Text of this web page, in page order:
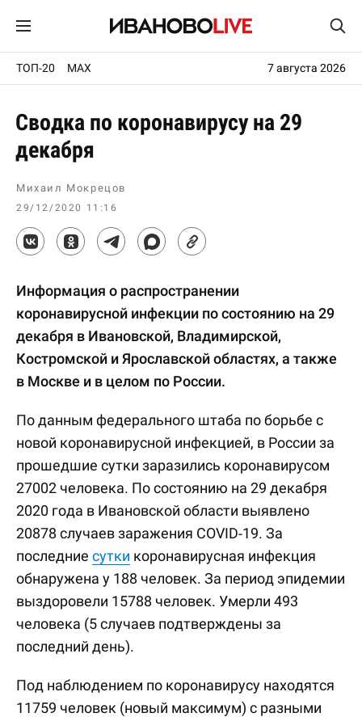
ТОП-20 MAX 7 августа 2026
Сводка по коронавирусу на 29
декабря
Михаил Мокрецов
29/12/2020 11:16
Информация о распространении
коронавирусной инфекции по состоянию на 29
декабря в Ивановской, Владимирской,
Костромской и Ярославской областях, а также
в Москве и в целом по России.
По данным федерального штаба по борьбе с
новой коронавирусной инфекцией, в России за
прошедшие сутки заразились коронавирусом
27002 человека. По состоянию на 29 декабря
2020 года в Ивановской области выявлено
20878 случаев заражения COVID-19. За
последние сутки коронавирусная инфекция
обнаружена у 188 человек. За период эпидемии
выздоровели 15788 человек. Умерли 493
человека (5 случаев подтверждены за
последний день).
Под наблюдением по коронавирусу находятся
11759 человек (новый максимум) с разными